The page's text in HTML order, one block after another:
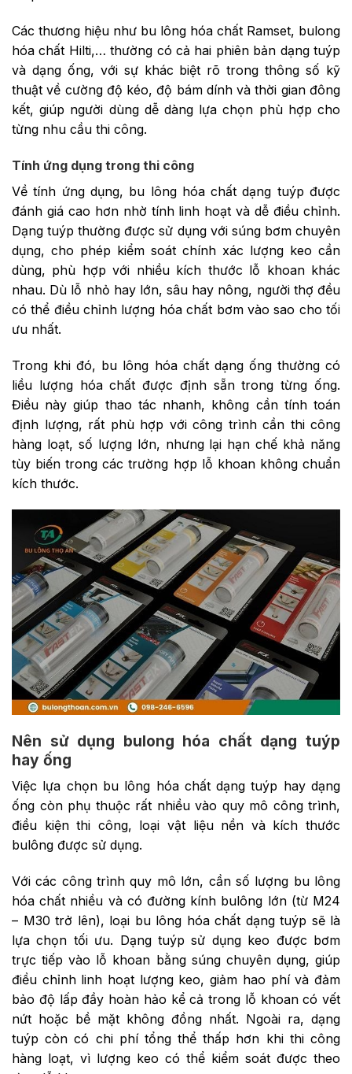
Các thương hiệu như bu lông hóa chất Ramset, bulong
hóa chất Hilti,… thường có cả hai phiên bản dạng tuýp
và dạng ống, với sự khác biệt rõ trong thông số kỹ
thuật về cường độ kéo, độ bám dính và thời gian đông
kết, giúp người dùng dễ dàng lựa chọn phù hợp cho
từng nhu cầu thi công.
Tính ứng dụng trong thi công
Về tính ứng dụng, bu lông hóa chất dạng tuýp được
đánh giá cao hơn nhờ tính linh hoạt và dễ điều chỉnh.
Dạng tuýp thường được sử dụng với súng bơm chuyên
dụng, cho phép kiểm soát chính xác lượng keo cần
dùng, phù hợp với nhiều kích thước lỗ khoan khác
nhau. Dù lỗ nhỏ hay lớn, sâu hay nông, người thợ đều
có thể điều chỉnh lượng hóa chất bơm vào sao cho tối
ưu nhất.
Trong khi đó, bu lông hóa chất dạng ống thường có
liều lượng hóa chất được định sẵn trong từng ống.
Điều này giúp thao tác nhanh, không cần tính toán
định lượng, rất phù hợp với công trình cần thi công
hàng loạt, số lượng lớn, nhưng lại hạn chế khả năng
tùy biến trong các trường hợp lỗ khoan không chuẩn
kích thước.
Nên sử dụng bulong hóa chất dạng tuýp
hay ống
Việc lựa chọn bu lông hóa chất dạng tuýp hay dạng
ống còn phụ thuộc rất nhiều vào quy mô công trình,
điều kiện thi công, loại vật liệu nền và kích thước
bulông được sử dụng.
Với các công trình quy mô lớn, cần số lượng bu lông
hóa chất nhiều và có đường kính bulông lớn (từ M24
– M30 trở lên), loại bu lông hóa chất dạng tuýp sẽ là
lựa chọn tối ưu. Dạng tuýp sử dụng keo được bơm
trực tiếp vào lỗ khoan bằng súng chuyên dụng, giúp
điều chỉnh linh hoạt lượng keo, giảm hao phí và đảm
bảo độ lấp đầy hoàn hảo kể cả trong lỗ khoan có vết
nứt hoặc bề mặt không đồng nhất. Ngoài ra, dạng
tuýp còn có chi phí tổng thể thấp hơn khi thi công
hàng loạt, vì lượng keo có thể kiểm soát được theo